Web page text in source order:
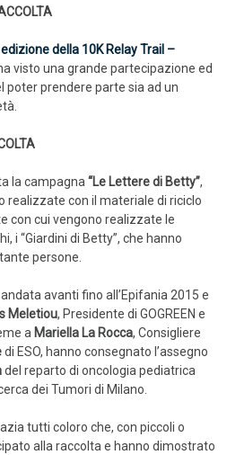
edizione della 10K Relay Trail –
visto una grande partecipazione ed
prendere parte sia ad un
la campagna“Le Lettere di Betty”,
realizzate con il materiale di riciclo
con cui vengono realizzate le
i “Giardini di Betty”, che hanno
persone.
avanti fino all’Epifania 2015 e
Meletiou, Presidente di GOGREEN e
a Mariella La Rocca, Consigliere
di ESO, hanno consegnato l’assegno
del reparto di oncologia pediatrica
dei Tumori di Milano.
tutti coloro che, con piccoli o
alla raccolta e hanno dimostrato